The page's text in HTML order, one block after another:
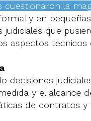
cuestionaron la
y en
que
aspectos técnicos
decisiones
y el alcance
de contratos